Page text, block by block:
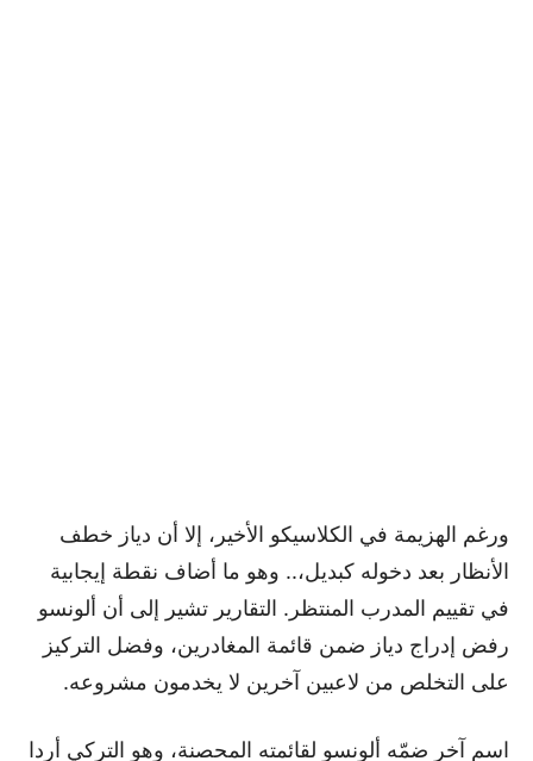
ورغم الهزيمة في الكلاسيكو الأخير، إلا أن دياز خطف
الأنظار بعد دخوله كبديل،.. وهو ما أضاف نقطة إيجابية
في تقييم المدرب المنتظر. التقارير تشير إلى أن ألونسو
رفض إدراج دياز ضمن قائمة المغادرين، وفضل التركيز
على التخلص من لاعبين آخرين لا يخدمون مشروعه.
اسم آخر ضمّه ألونسو لقائمته المحصنة، وهو التركي أردا